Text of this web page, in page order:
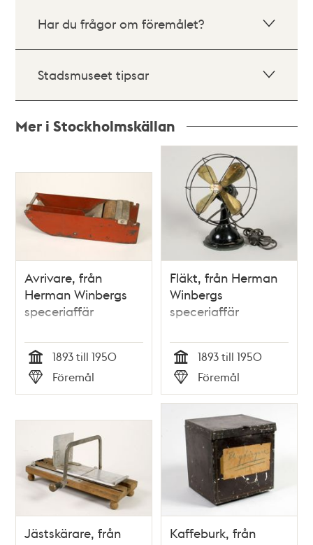
Har du frågor om föremålet?
Stadsmuseet tipsar
Mer i Stockholmskällan
poster
teman
Avrivare, från
Herman Winbergs
speceriaffär
Tid
1893 till 1950
Typ
Föremål
Fläkt, från Herman
Winbergs
speceriaffär
Tid
1893 till 1950
Typ
Föremål
Jästskärare, från
Kaffeburk, från